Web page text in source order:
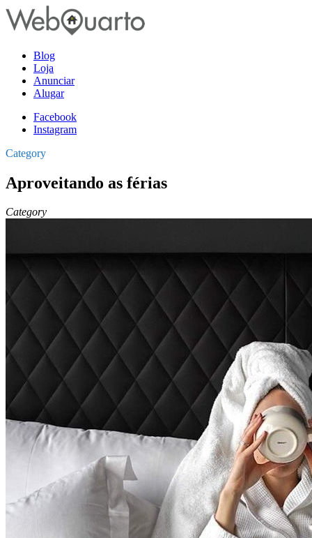
Blog
Loja
Anunciar
Alugar
Facebook
Instagram
Category
Aproveitando as férias
Category